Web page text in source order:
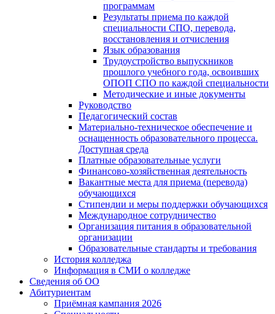
программам
Результаты приема по каждой
специальности СПО, перевода,
восстановления и отчисления
Язык образования
Трудоустройство выпускников
прошлого учебного года, освоивших
ОПОП СПО по каждой специальности
Методические и иные документы
Руководство
Педагогический состав
Материально-техническое обеспечение и
оснащенность образовательного процесса.
Доступная среда
Платные образовательные услуги
Финансово-хозяйственная деятельность
Вакантные места для приема (перевода)
обучающихся
Стипендии и меры поддержки обучающихся
Международное сотрудничество
Организация питания в образовательной
организации
Образовательные стандарты и требования
История колледжа
Информация в СМИ о колледже
Сведения об ОО
Абитуриентам
Приёмная кампания 2026